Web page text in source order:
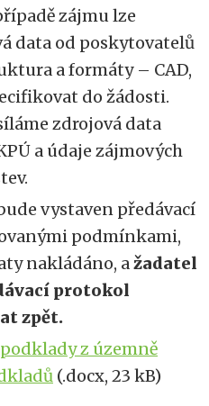
zájmu lze
data od poskytovatelů
a formáty – CAD,
do žádosti.
zdrojová data
a údaje zájmových
vystaven předávací
podmínkami,
nakládáno, ažadatel
protokol
zpět.
z územně
(.docx, 23 kB)